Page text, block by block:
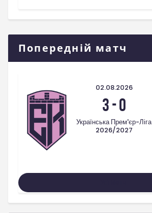
Попередній матч
02.08.2026
3-0
Українська Прем'єр-Ліга
2026/2027